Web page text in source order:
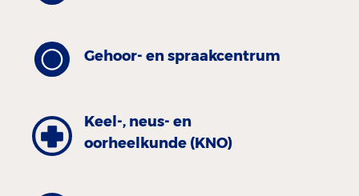
Gehoor- en spraakcentrum
Keel-, neus- en
oorheelkunde (KNO)